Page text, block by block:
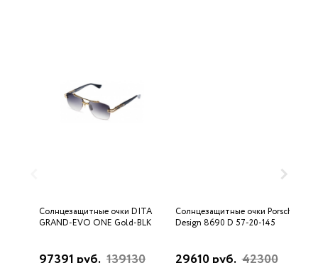
Солнцезащитные очки DITA
GRAND-EVO ONE Gold-BLK
Солнцезащитные очки Porsche
Design 8690 D 57-20-145